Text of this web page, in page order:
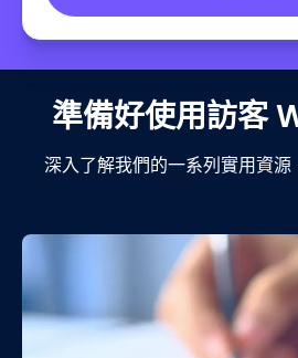
準備好使用訪客
深入了解我們的一系列實用資源